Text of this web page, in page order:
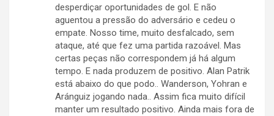
desperdiçar oportunidades de gol. E não
aguentou a pressão do adversário e cedeu o
empate. Nosso time, muito desfalcado, sem
ataque, até que fez uma partida razoável. Mas
certas peças não correspondem já há algum
tempo. E nada produzem de positivo. Alan Patrik
está abaixo do que podo.. Wanderson, Yohran e
Aránguiz jogando nada.. Assim fica muito difícil
manter um resultado positivo. Ainda mais fora de